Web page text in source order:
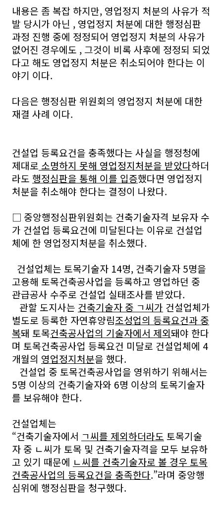
내용은 좀 복잡 하지만, 영업정지 처분의 사유가 적
발 당시가 아닌 , 영업정지 처분에 대한 행정심판
과정 진행 중에 정정되어 영업정지 처분의 사유가
없어진 경우에도 , 그것이 비록 사후에 정정되 되었
다고 해도 영업정지 처분은 취소되어야 한다는 이
야기 이다.
다음은 행정심판 위원회의 영업정지 처분에 대한
재결 사례 이다.
건설업 등록요건을 충족했다는 사실을 행정청에
제대로 소명하지 못해 영업정지처분을 받았다하더
라도 행정심판을 통해 이를 입증했다면 영업정지
처분을 취소해야 한다는 결정이 나왔다.
□ 중앙행정심판위원회는 건축기술자격 보유자 수
가 건설업 등록요건에 미달된다는 이유로 건설업
체에 한 영업정지처분을 취소했다.
건설업체는 토목기술자 14명, 건축기술자 5명을
고용해 토목건축공사업을 등록하고 영업하던 중
관급공사 수주로 건설업 실태조사를 받았다.
관할 도지사는 건축기술자 중 ㄱ씨가 건설업체가
별도로 등록한 자연휴양림조성업의 등록요건과 중
복돼 토목건축공사업의 기술자에서 제외돼야 한다
며 토목건축공사업 등록요건 미달로 건설업체에 4
개월의 영업정지처분을 했다.
건설업 중 토목건축공사업을 영위하기 위해서는
5명 이상의 건축기술자와 6명 이상의 토목기술자
를 보유해야 한다.
건설업체는
“건축기술자에서 ㄱ씨를 제외하더라도 토목기술
자 중 ㄴ씨가 토목 및 건축기술자격을 모두 보유하
고 있기 때문에 ㄴ씨를 건축기술자로 볼 경우 토목
건축공사업의 등록요건을 충족한다.”라며 중앙행
심위에 행정심판을 청구했다.